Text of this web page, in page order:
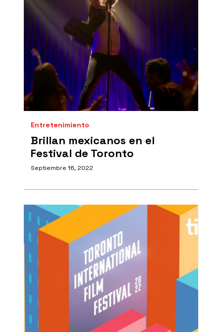
Entretenimiento
Brillan mexicanos en el
Festival de Toronto
Septiembre 16, 2022